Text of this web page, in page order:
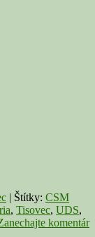
| Štítky: CSM
, Tisovec, UDS,
komentár